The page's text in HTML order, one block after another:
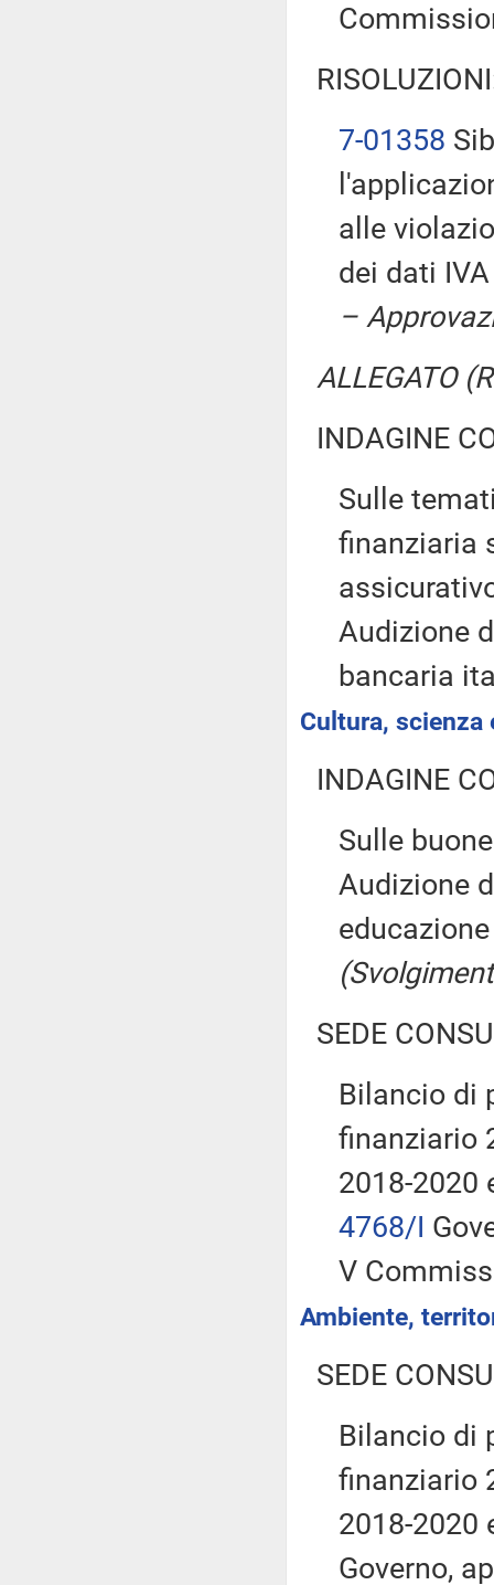
7-01358
alle
dei dati
–
ALLEGATO
INDAGINE
Sulle
finanziaria
Audizione
bancaria
Cultura,
INDAGINE
Sulle
Audizione
SEDE
Bilancio di
finanziario
2018-2020
4768/I
V
Ambiente,
SEDE
Bilancio di
finanziario
2018-2020
Governo,